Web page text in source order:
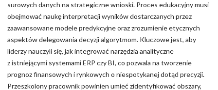
surowych danych na strategiczne wnioski. Proces edukacyjny musi
obejmować naukę interpretacji wyników dostarczanych przez
zaawansowane modele predykcyjne oraz zrozumienie etycznych
aspektów delegowania decyzji algorytmom. Kluczowe jest, aby
liderzy nauczyli się, jak integrować narzędzia analityczne
z istniejącymi systemami ERP czy BI, co pozwala na tworzenie
prognoz finansowych i rynkowych o niespotykanej dotąd precyzji.
Przeszkolony pracownik powinien umieć zidentyfikować obszary,